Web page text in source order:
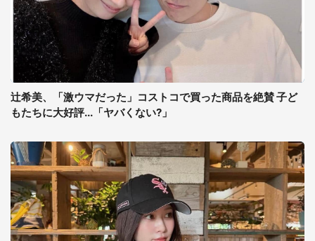
辻希美、「激ウマだった」コストコで買った商品を絶賛 子ど
もたちに大好評...「ヤバくない?」